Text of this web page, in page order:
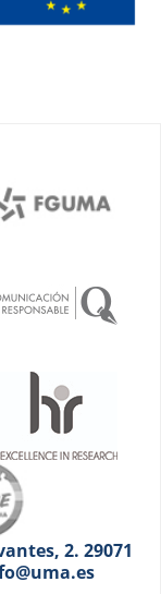
2. 29071